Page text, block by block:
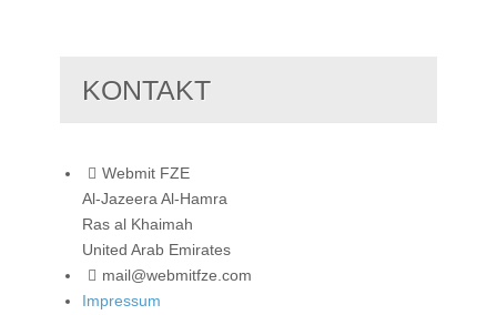
KONTAKT
Webmit FZE
Al-Jazeera Al-Hamra
Ras al Khaimah
United Arab Emirates
mail@webmitfze.com
Impressum